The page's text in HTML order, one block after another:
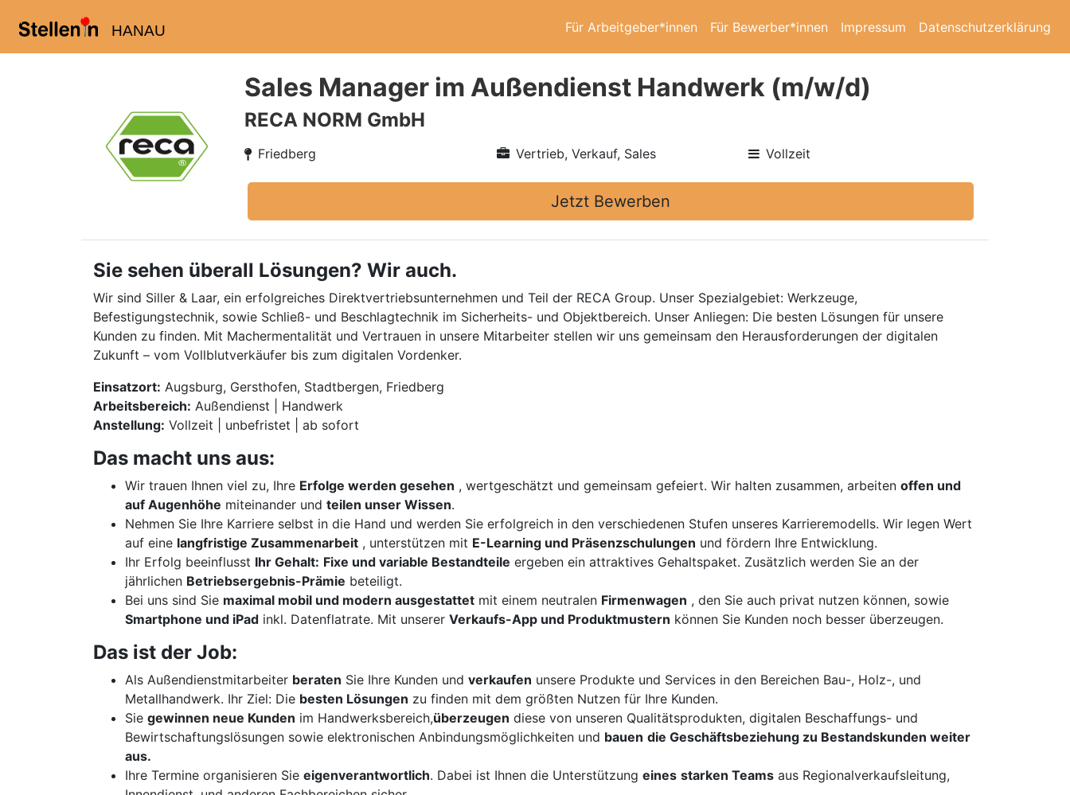
HANAU Für Arbeitgeber*innen Für Bewerber*innen Impressum Datenschutzerklärung
Sales Manager im Außendienst Handwerk (m/w/d)
RECA NORM GmbH
Friedberg Vertrieb, Verkauf, Sales Vollzeit
Jetzt Bewerben
Sie sehen überall Lösungen? Wir auch.
Wir sind Siller & Laar, ein erfolgreiches Direktvertriebsunternehmen und Teil der RECA Group. Unser Spezialgebiet: Werkzeuge,
Befestigungstechnik, sowie Schließ- und Beschlagtechnik im Sicherheits- und Objektbereich. Unser Anliegen: Die besten Lösungen für unsere
Kunden zu finden. Mit Machermentalität und Vertrauen in unsere Mitarbeiter stellen wir uns gemeinsam den Herausforderungen der digitalen
Zukunft – vom Vollblutverkäufer bis zum digitalen Vordenker.
Einsatzort: Augsburg, Gersthofen, Stadtbergen, Friedberg
Arbeitsbereich: Außendienst | Handwerk
Anstellung: Vollzeit | unbefristet | ab sofort
Das macht uns aus:
Wir trauen Ihnen viel zu, Ihre Erfolge werden gesehen , wertgeschätzt und gemeinsam gefeiert. Wir halten zusammen, arbeiten offen und
auf Augenhöhe miteinander und teilen unser Wissen.
Nehmen Sie Ihre Karriere selbst in die Hand und werden Sie erfolgreich in den verschiedenen Stufen unseres Karrieremodells. Wir legen Wert
auf eine langfristige Zusammenarbeit , unterstützen mit E-Learning und Präsenzschulungen und fördern Ihre Entwicklung.
Ihr Erfolg beeinflusst Ihr Gehalt: Fixe und variable Bestandteile ergeben ein attraktives Gehaltspaket. Zusätzlich werden Sie an der
jährlichen Betriebsergebnis-Prämie beteiligt.
Bei uns sind Sie maximal mobil und modern ausgestattet mit einem neutralen Firmenwagen , den Sie auch privat nutzen können, sowie
Smartphone und iPad inkl. Datenflatrate. Mit unserer Verkaufs-App und Produktmustern können Sie Kunden noch besser überzeugen.
Das ist der Job:
Als Außendienstmitarbeiter beraten Sie Ihre Kunden und verkaufen unsere Produkte und Services in den Bereichen Bau-, Holz-, und
Metallhandwerk. Ihr Ziel: Die besten Lösungen zu finden mit dem größten Nutzen für Ihre Kunden.
Sie gewinnen neue Kunden im Handwerksbereich,überzeugen diese von unseren Qualitätsprodukten, digitalen Beschaffungs- und
Bewirtschaftungslösungen sowie elektronischen Anbindungsmöglichkeiten und bauen die Geschäftsbeziehung zu Bestandskunden weiter
aus.
Ihre Termine organisieren Sie eigenverantwortlich. Dabei ist Ihnen die Unterstützung eines starken Teams aus Regionalverkaufsleitung,